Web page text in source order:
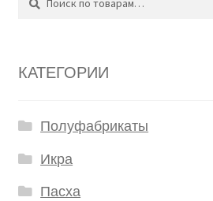
КАТЕГОРИИ
Полуфабрикаты
Икра
Пасха